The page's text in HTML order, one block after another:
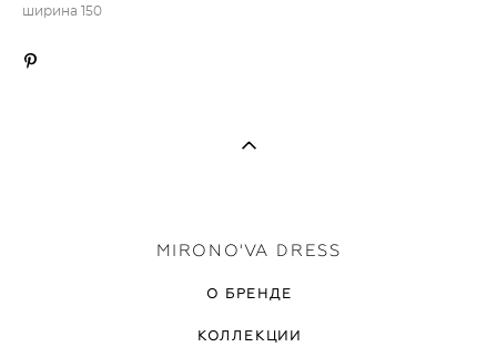
ширина 150
MIRONO'VA DRESS
О БРЕНДЕ
КОЛЛЕКЦИИ